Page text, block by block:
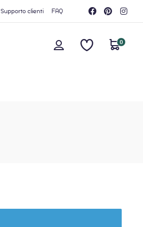
Supporto clienti FAQ
0